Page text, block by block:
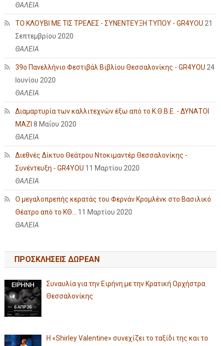
ΘΑΛΕΙΑ
ΤΟ ΚΛΟΥΒΙ ΜΕ ΤΙΣ ΤΡΕΛΕΣ - ΣΥΝΕΝΤΕΥΞΗ ΤΥΠΟΥ - GR4YOU 21
Σεπτεμβρίου 2020
ΘΑΛΕΙΑ
39ο Πανελλήνιο Φεστιβάλ Βιβλίου Θεσσαλονίκης - GR4YOU 24
Ιουνίου 2020
ΘΑΛΕΙΑ
Διαμαρτυρία των καλλιτεχνών έξω από το Κ.Θ.Β.Ε. - ΔΥΝΑΤΟΙ
ΜΑΖΙ 8 Μαΐου 2020
ΘΑΛΕΙΑ
Διεθνές Δίκτυο Θεάτρου Ντοκιμαντέρ Θεσσαλονίκης -
Συνέντευξη - GR4YOU 11 Μαρτίου 2020
ΘΑΛΕΙΑ
Ο μεγαλοπρεπής κερατάς του Φερνάν Κρομλένκ στο Βασιλικό
Θέατρο από το ΚΘ...
11 Μαρτίου 2020
ΘΑΛΕΙΑ
ΠΡΟΣΚΛΗΣΕΙΣ ΔΩΡΕΑΝ
Συναυλία για την Ειρήνη με την Κρατική Ορχήστρα
Θεσσαλονίκης
Η «Shirley Valentine» συνεχίζει το ταξίδι της και το